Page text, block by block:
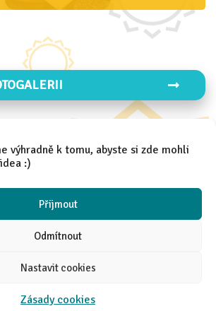
výhradně k tomu, abyste si zde mohli
:)
Přijmout
Odmítnout
Nastavit cookies
Zásady cookies
2025/2026
2021 │Aneta Španielová